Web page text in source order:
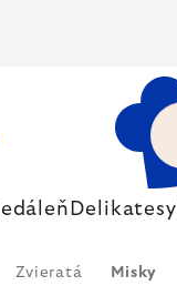
Jedáleň Delikatesy
Zvieratá Misky